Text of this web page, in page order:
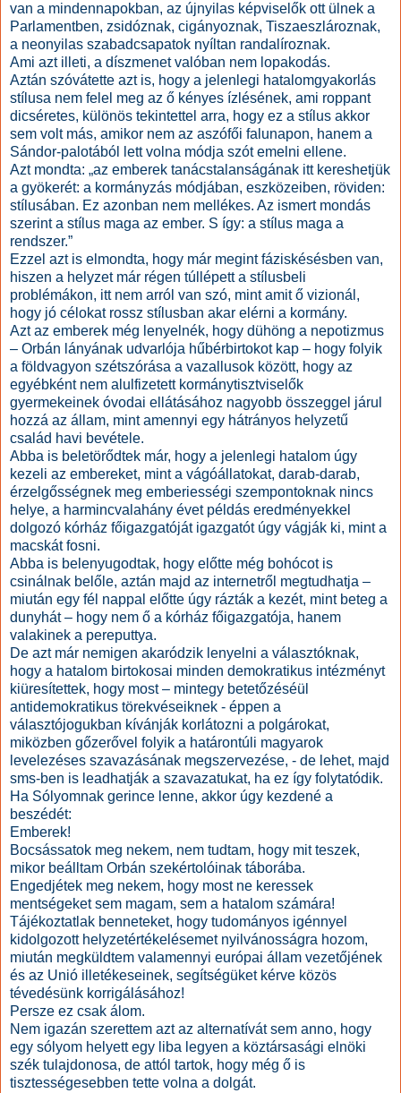
van a mindennapokban, az újnyilas képviselők ott ülnek a
Parlamentben, zsidóznak, cigányoznak, Tiszaeszlároznak,
a neonyilas szabadcsapatok nyíltan randalíroznak.
Ami azt illeti, a díszmenet valóban nem lopakodás.
Aztán szóvátette azt is, hogy a jelenlegi hatalomgyakorlás
stílusa nem felel meg az ő kényes ízlésének, ami roppant
dicséretes, különös tekintettel arra, hogy ez a stílus akkor
sem volt más, amikor nem az aszófői falunapon, hanem a
Sándor-palotából lett volna módja szót emelni ellene.
Azt mondta: „az emberek tanácstalanságának itt kereshetjük
a gyökerét: a kormányzás módjában, eszközeiben, röviden:
stílusában. Ez azonban nem mellékes. Az ismert mondás
szerint a stílus maga az ember. S így: a stílus maga a
rendszer.”
Ezzel azt is elmondta, hogy már megint fáziskésésben van,
hiszen a helyzet már régen túllépett a stílusbeli
problémákon, itt nem arról van szó, mint amit ő vizionál,
hogy jó célokat rossz stílusban akar elérni a kormány.
Azt az emberek még lenyelnék, hogy dühöng a nepotizmus
– Orbán lányának udvarlója hűbérbirtokot kap – hogy folyik
a földvagyon szétszórása a vazallusok között, hogy az
egyébként nem alulfizetett kormánytisztviselők
gyermekeinek óvodai ellátásához nagyobb összeggel járul
hozzá az állam, mint amennyi egy hátrányos helyzetű
család havi bevétele.
Abba is beletörődtek már, hogy a jelenlegi hatalom úgy
kezeli az embereket, mint a vágóállatokat, darab-darab,
érzelgősségnek meg emberiességi szempontoknak nincs
helye, a harmincvalahány évet példás eredményekkel
dolgozó kórház főigazgatóját igazgatót úgy vágják ki, mint a
macskát fosni.
Abba is belenyugodtak, hogy előtte még bohócot is
csinálnak belőle, aztán majd az internetről megtudhatja –
miután egy fél nappal előtte úgy rázták a kezét, mint beteg a
dunyhát – hogy nem ő a kórház főigazgatója, hanem
valakinek a pereputtya.
De azt már nemigen akaródzik lenyelni a választóknak,
hogy a hatalom birtokosai minden demokratikus intézményt
kiüresítettek, hogy most – mintegy betetőzéséül
antidemokratikus törekvéseiknek - éppen a
választójogukban kívánják korlátozni a polgárokat,
miközben gőzerővel folyik a határontúli magyarok
levelezéses szavazásának megszervezése, - de lehet, majd
sms-ben is leadhatják a szavazatukat, ha ez így folytatódik.
Ha Sólyomnak gerince lenne, akkor úgy kezdené a
beszédét:
Emberek!
Bocsássatok meg nekem, nem tudtam, hogy mit teszek,
mikor beálltam Orbán szekértolóinak táborába.
Engedjétek meg nekem, hogy most ne keressek
mentségeket sem magam, sem a hatalom számára!
Tájékoztatlak benneteket, hogy tudományos igénnyel
kidolgozott helyzetértékelésemet nyilvánosságra hozom,
miután megküldtem valamennyi európai állam vezetőjének
és az Unió illetékeseinek, segítségüket kérve közös
tévedésünk korrigálásához!
Persze ez csak álom.
Nem igazán szerettem azt az alternatívát sem anno, hogy
egy sólyom helyett egy liba legyen a köztársasági elnöki
szék tulajdonosa, de attól tartok, hogy még ő is
tisztességesebben tette volna a dolgát.